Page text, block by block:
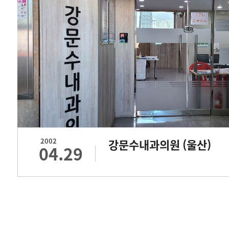
2002
04.29 강문수내과의원 (울산)